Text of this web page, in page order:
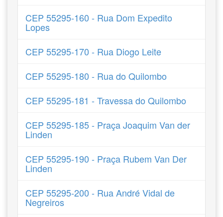
CEP 55295-160 - Rua Dom Expedito
Lopes
CEP 55295-170 - Rua Diogo Leite
CEP 55295-180 - Rua do Quilombo
CEP 55295-181 - Travessa do Quilombo
CEP 55295-185 - Praça Joaquim Van der
Linden
CEP 55295-190 - Praça Rubem Van Der
Linden
CEP 55295-200 - Rua André Vidal de
Negreiros